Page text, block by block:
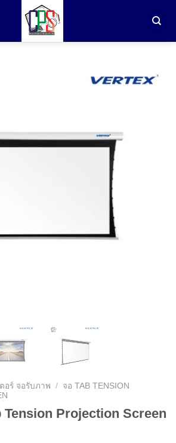
อร์ จอรับภาพ / จอ TAB TENSION
Tension Projection Screen